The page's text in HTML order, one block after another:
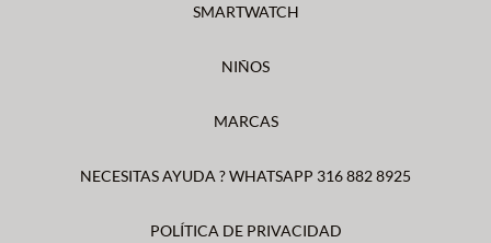
SMARTWATCH
NIÑOS
MARCAS
NECESITAS AYUDA ? WHATSAPP 316 882 8925
POLÍTICA DE PRIVACIDAD